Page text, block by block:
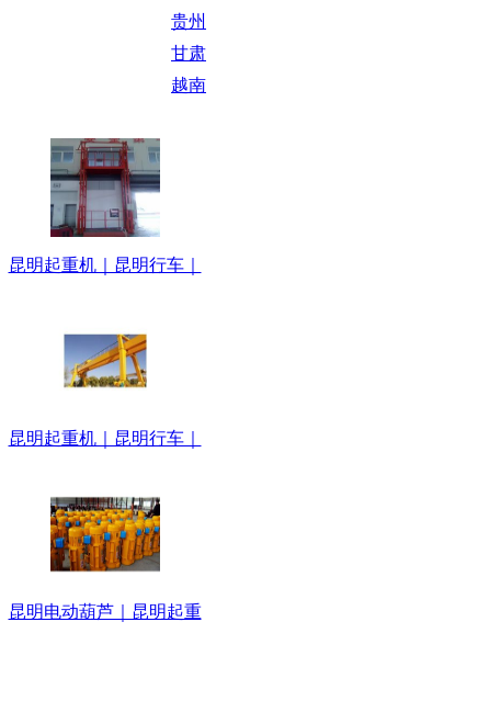
贵州
甘肃
越南
昆明起重机｜昆明行车｜
昆明起重机｜昆明行车｜
昆明电动葫芦｜昆明起重